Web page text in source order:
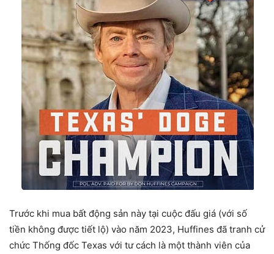
Trước khi mua bất động sản này tại cuộc đấu giá (với số
tiền không được tiết lộ) vào năm 2023, Huffines đã tranh cử
chức Thống đốc Texas với tư cách là một thành viên của